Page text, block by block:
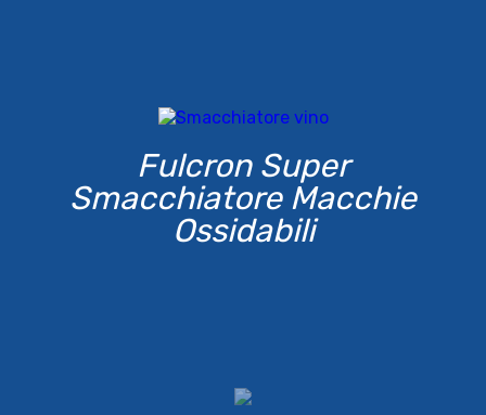
Fulcron Super
Smacchiatore Macchie
Ossidabili